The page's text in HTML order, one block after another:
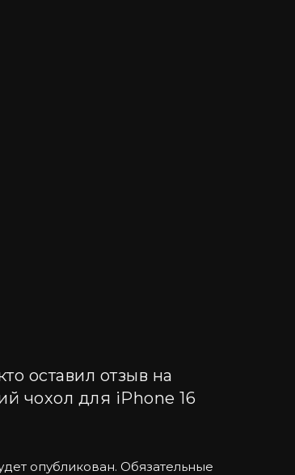
матеріалом, який дбає про ваш
оставил отзыв на
чохол для iPhone 16
опубликован. Обязательные